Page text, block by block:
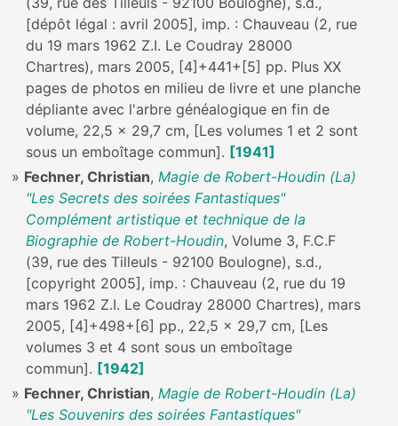
[dépôt légal : avril 2005], imp. : Chauveau (2, rue
du 19 mars 1962 Z.I. Le Coudray 28000
Chartres), mars 2005, [4]+441+[5] pp. Plus XX
pages de photos en milieu de livre et une planche
dépliante avec l'arbre généalogique en fin de
volume, 22,5 x 29,7 cm, [Les volumes 1 et 2 sont
sous un emboîtage commun]. [1941]
Fechner, Christian, Magie de Robert-Houdin (La)
"Les Secrets des soirées Fantastiques"
Complément artistique et technique de la
Biographie de Robert-Houdin, Volume 3, F.C.F
(39, rue des Tilleuls - 92100 Boulogne), s.d.,
[copyright 2005], imp. : Chauveau (2, rue du 19
mars 1962 Z.I. Le Coudray 28000 Chartres), mars
2005, [4]+498+[6] pp., 22,5 x 29,7 cm, [Les
volumes 3 et 4 sont sous un emboîtage
commun]. [1942]
Fechner, Christian, Magie de Robert-Houdin (La)
"Les Souvenirs des soirées Fantastiques"